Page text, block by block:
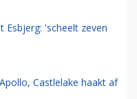
Esbjerg: 'scheelt zeven
Castlelake haakt af